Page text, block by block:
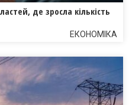
де зросла кількість
ЕКОНОМІКА